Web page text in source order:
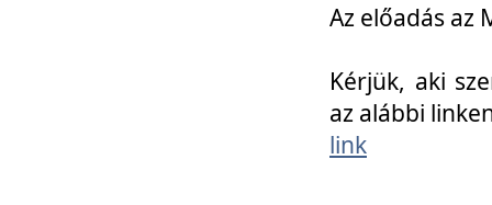
Az előadás az
Kérjük, aki
az alábbi
link